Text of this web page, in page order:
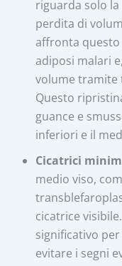
riguarda solo la
perdita di
affronta
adiposi malari
volume tramite
Questo
guance e
inferiori e il
Cicatrici
medio viso,
cicatrice
significativo
evitare i segni